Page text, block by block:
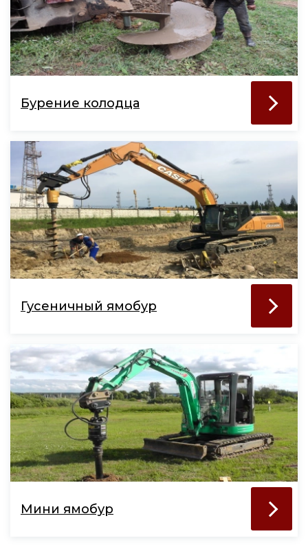
Бурение колодца
Гусеничный ямобур
Мини ямобур